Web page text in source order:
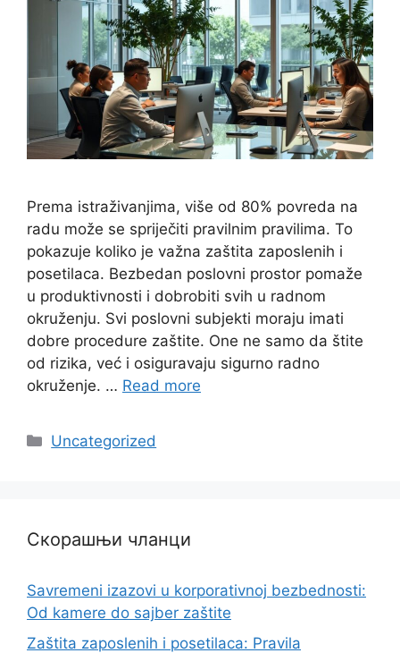
Prema istraživanjima, više od 80% povreda na
radu može se spriječiti pravilnim pravilima. To
pokazuje koliko je važna zaštita zaposlenih i
posetilaca. Bezbedan poslovni prostor pomaže
u produktivnosti i dobrobiti svih u radnom
okruženju. Svi poslovni subjekti moraju imati
dobre procedure zaštite. One ne samo da štite
od rizika, već i osiguravaju sigurno radno
okruženje. … Read more
Categories
Uncategorized
Скорашњи чланци
Savremeni izazovi u korporativnoj bezbednosti:
Od kamere do sajber zaštite
Zaštita zaposlenih i posetilaca: Pravila